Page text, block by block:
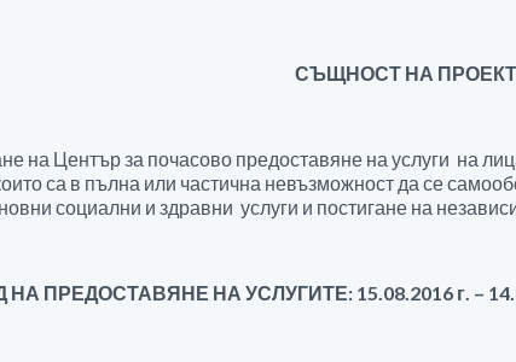
СЪЩНОСТ НА
на Център за почасово предоставяне на услуги на
са в пълна или частична невъзможност да се
социални и здравни услуги и постигане на
ПРЕДОСТАВЯНЕ НА УСЛУГИТЕ: 15.08.2016 г. –